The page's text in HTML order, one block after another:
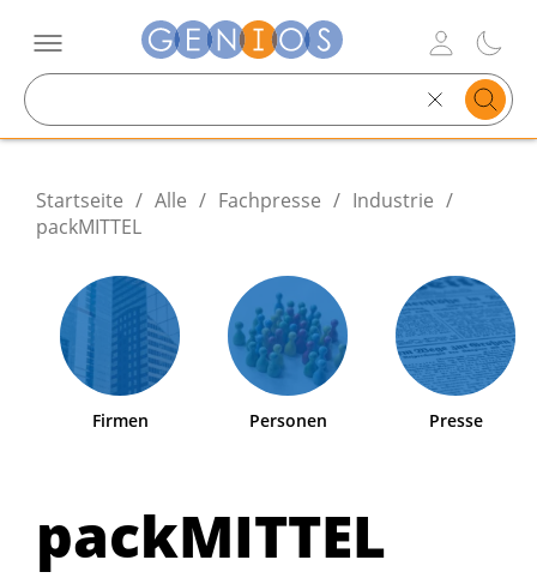
text
Startseite / Alle / Fachpresse / Industrie /
packMITTEL
Firmen Personen Presse
packMITTEL